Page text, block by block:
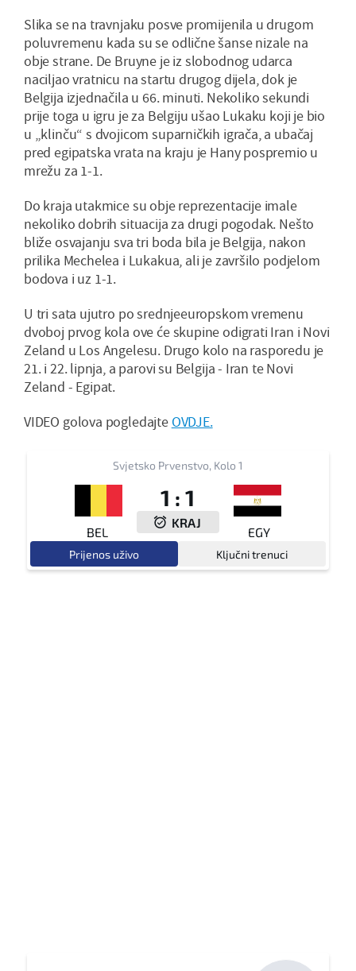
Slika se na travnjaku posve promijenila u drugom
poluvremenu kada su se odlične šanse nizale na
obje strane. De Bruyne je iz slobodnog udarca
naciljao vratnicu na startu drugog dijela, dok je
Belgija izjednačila u 66. minuti. Nekoliko sekundi
prije toga u igru je za Belgiju ušao Lukaku koji je bio
u „klinču“ s dvojicom suparničkih igrača, a ubačaj
pred egipatska vrata na kraju je Hany pospremio u
mrežu za 1-1.
Do kraja utakmice su obje reprezentacije imale
nekoliko dobrih situacija za drugi pogodak. Nešto
bliže osvajanju sva tri boda bila je Belgija, nakon
prilika Mechelea i Lukakua, ali je završilo podjelom
bodova i uz 1-1.
U tri sata ujutro po srednjeeuropskom vremenu
dvoboj prvog kola ove će skupine odigrati Iran i Novi
Zeland u Los Angelesu. Drugo kolo na rasporedu je
21. i 22. lipnja, a parovi su Belgija - Iran te Novi
Zeland - Egipat.
VIDEO golova pogledajte OVDJE.
Svjetsko Prvenstvo, Kolo 1
BEL
1 : 1
KRAJ
EGY
Prijenos uživo Ključni trenuci